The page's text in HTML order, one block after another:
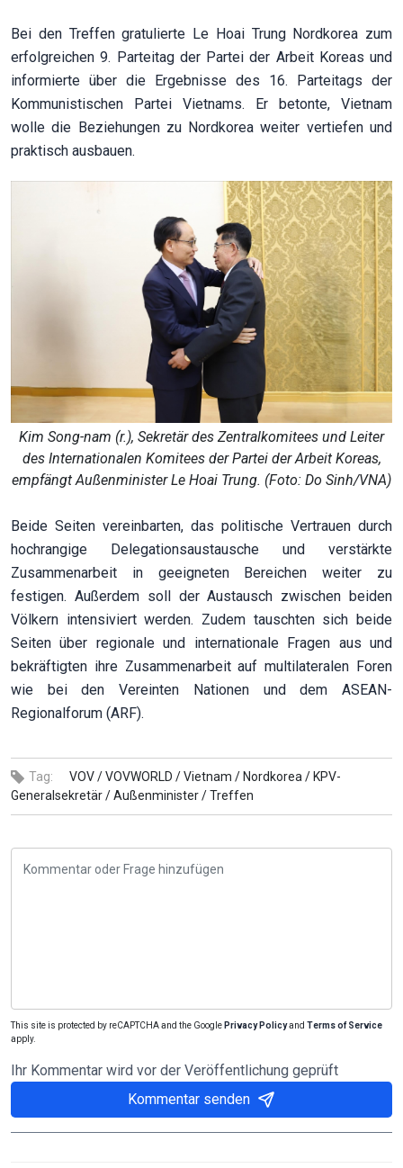
Bei den Treffen gratulierte Le Hoai Trung Nordkorea zum
erfolgreichen 9. Parteitag der Partei der Arbeit Koreas und
informierte über die Ergebnisse des 16. Parteitags der
Kommunistischen Partei Vietnams. Er betonte, Vietnam
wolle die Beziehungen zu Nordkorea weiter vertiefen und
praktisch ausbauen.
Kim Song-nam (r.), Sekretär des Zentralkomitees und Leiter
des Internationalen Komitees der Partei der Arbeit Koreas,
empfängt Außenminister Le Hoai Trung. (Foto: Do Sinh/VNA)
Beide Seiten vereinbarten, das politische Vertrauen durch
hochrangige Delegationsaustausche und verstärkte
Zusammenarbeit in geeigneten Bereichen weiter zu
festigen. Außerdem soll der Austausch zwischen beiden
Völkern intensiviert werden. Zudem tauschten sich beide
Seiten über regionale und internationale Fragen aus und
bekräftigten ihre Zusammenarbeit auf multilateralen Foren
wie bei den Vereinten Nationen und dem ASEAN-
Regionalforum (ARF).
Tag: VOV /VOVWORLD /Vietnam / Nordkorea / KPV-
Generalsekretär /Außenminister /Treffen
This site is protected by reCAPTCHA and the Google Privacy Policyand Terms of Service
apply.
Ihr Kommentar wird vor der Veröffentlichung geprüft
Kommentar senden